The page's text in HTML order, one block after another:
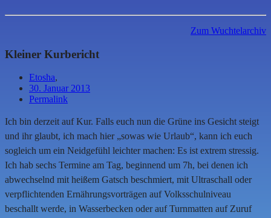
Zum Wuchtelarchiv
Kleiner Kurbericht
Etosha,
30. Januar 2013
Permalink
Ich bin derzeit auf Kur. Falls euch nun die Grüne ins Gesicht steigt
und ihr glaubt, ich mach hier „sowas wie Urlaub“, kann ich euch
sogleich um ein Neidgefühl leichter machen: Es ist extrem stressig.
Ich hab sechs Termine am Tag, beginnend um 7h, bei denen ich
abwechselnd mit heißem Gatsch beschmiert, mit Ultraschall oder
verpflichtenden Ernährungsvorträgen auf Volksschulniveau
beschallt werde, in Wasserbecken oder auf Turnmatten auf Zuruf